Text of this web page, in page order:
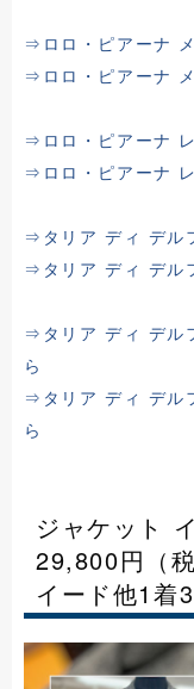
⇒ロロ・ピアーナ
⇒ロロ・ピアーナ
⇒ロロ・ピアーナ
⇒ロロ・ピアーナ
⇒タリア ディ デル
⇒タリア ディ デル
⇒タリア ディ デル
ら
⇒タリア ディ デル
ら
ジャケット
29,800円（
イード他1着